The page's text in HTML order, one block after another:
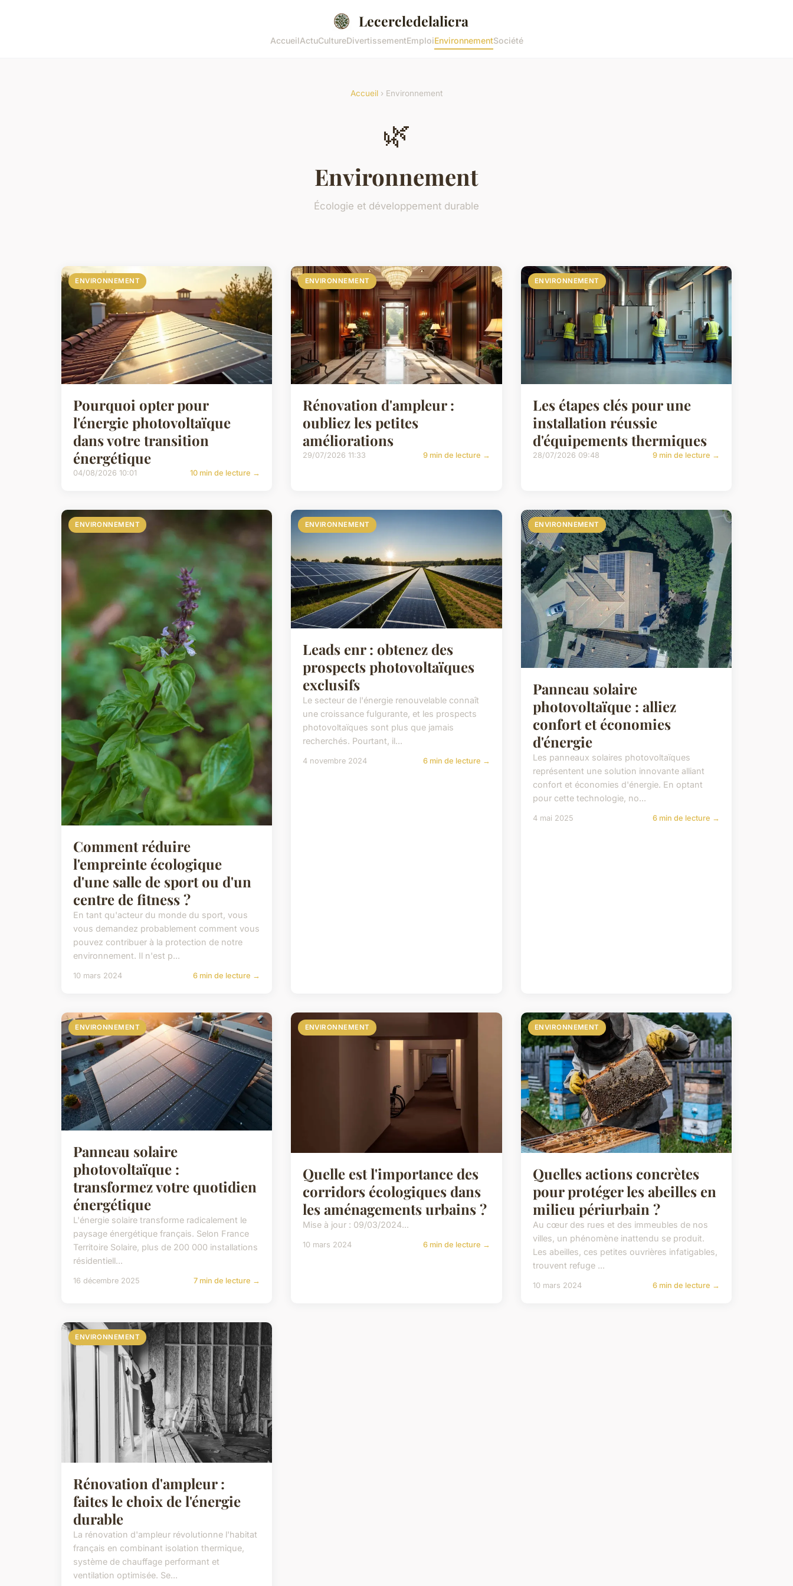
Lecercledelalicra
AccueilActuCultureDivertissementEmploiEnvironnementSociété
Accueil › Environnement
🌿
Environnement
Écologie et développement durable
ENVIRONNEMENT
Pourquoi opter pour
l'énergie photovoltaïque
dans votre transition
énergétique
04/08/2026 10:01 10 min de lecture →
ENVIRONNEMENT
Rénovation d'ampleur :
oubliez les petites
améliorations
29/07/2026 11:33 9 min de lecture →
ENVIRONNEMENT
Les étapes clés pour une
installation réussie
d'équipements thermiques
28/07/2026 09:48 9 min de lecture →
ENVIRONNEMENT
Comment réduire
l'empreinte écologique
d'une salle de sport ou d'un
centre de fitness ?
En tant qu'acteur du monde du sport, vous
vous demandez probablement comment vous
pouvez contribuer à la protection de notre
environnement. Il n'est p...
10 mars 2024 6 min de lecture →
ENVIRONNEMENT
Leads enr : obtenez des
prospects photovoltaïques
exclusifs
Le secteur de l'énergie renouvelable connaît
une croissance fulgurante, et les prospects
photovoltaïques sont plus que jamais
recherchés. Pourtant, il...
4 novembre 2024 6 min de lecture →
ENVIRONNEMENT
Panneau solaire
photovoltaïque : alliez
confort et économies
d'énergie
Les panneaux solaires photovoltaïques
représentent une solution innovante alliant
confort et économies d'énergie. En optant
pour cette technologie, no...
4 mai 2025 6 min de lecture →
ENVIRONNEMENT
Panneau solaire
photovoltaïque :
transformez votre quotidien
énergétique
L'énergie solaire transforme radicalement le
paysage énergétique français. Selon France
Territoire Solaire, plus de 200 000 installations
résidentiell...
16 décembre 2025 7 min de lecture →
ENVIRONNEMENT
Quelle est l'importance des
corridors écologiques dans
les aménagements urbains ?
Mise à jour : 09/03/2024...
10 mars 2024 6 min de lecture →
ENVIRONNEMENT
Quelles actions concrètes
pour protéger les abeilles en
milieu périurbain ?
Au cœur des rues et des immeubles de nos
villes, un phénomène inattendu se produit.
Les abeilles, ces petites ouvrières infatigables,
trouvent refuge ...
10 mars 2024 6 min de lecture →
ENVIRONNEMENT
Rénovation d'ampleur :
faites le choix de l'énergie
durable
La rénovation d'ampleur révolutionne l'habitat
français en combinant isolation thermique,
système de chauffage performant et
ventilation optimisée. Se...